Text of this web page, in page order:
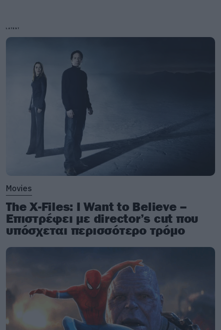
LATEST
Movies
The X-Files: I Want to Believe –
Επιστρέφει με director’s cut που
υπόσχεται περισσότερο τρόμο